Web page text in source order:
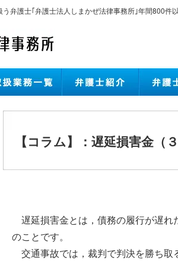
弁護士｢弁護士法人しまかぜ法律事務所｣年間800件
【コラム】：遅延損害金（３
遅延損害金とは，債務の履行が遅れ
のことです。
交通事故では，裁判で判決を勝ち取